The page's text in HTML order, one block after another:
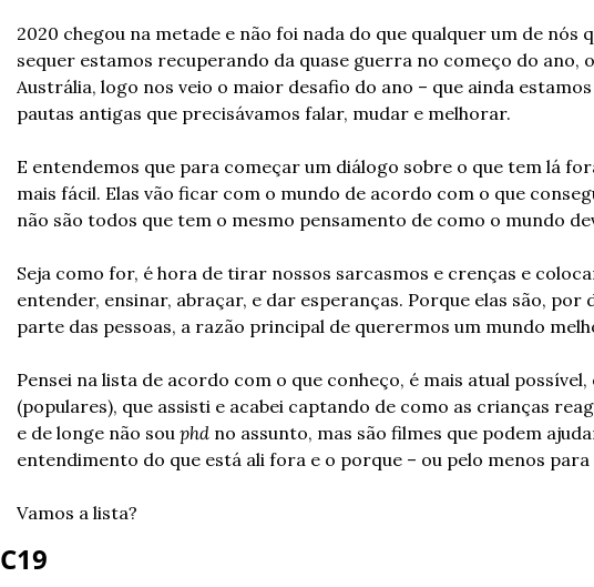
2020 chegou na metade e não foi nada do que qualquer um de nós
sequer estamos recuperando da quase guerra no começo do ano,
Austrália, logo nos veio o maior desafio do ano – que ainda
pautas antigas que precisávamos falar, mudar e melhorar.
E entendemos que para começar um diálogo sobre o que tem lá
mais fácil. Elas vão ficar com o mundo de acordo com o que
não são todos que tem o mesmo pensamento de como o mundo
Seja como for, é hora de tirar nossos sarcasmos e crenças e
entender, ensinar, abraçar, e dar esperanças. Porque elas são,
parte das pessoas, a razão principal de querermos um mundo
Pensei na lista de acordo com o que conheço, é mais atual
(populares), que assisti e acabei captando de como as crianças
e de longe não sou phd no assunto, mas são filmes que podem
entendimento do que está ali fora e o porque – ou pelo menos
Vamos a lista?
C19